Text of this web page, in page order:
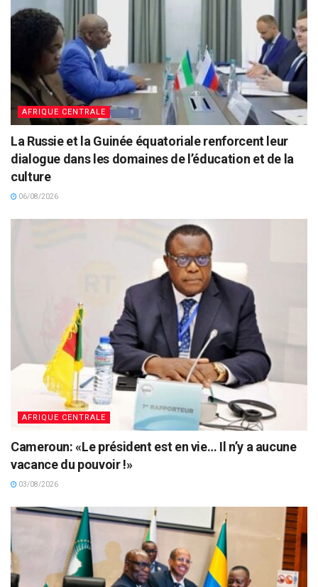
AFRIQUE CENTRALE
La Russie et la Guinée équatoriale renforcent leur
dialogue dans les domaines de l’éducation et de la
culture
06/08/2026
AFRIQUE CENTRALE
Cameroun: «Le président est en vie… Il n’y a aucune
vacance du pouvoir !»
03/08/2026